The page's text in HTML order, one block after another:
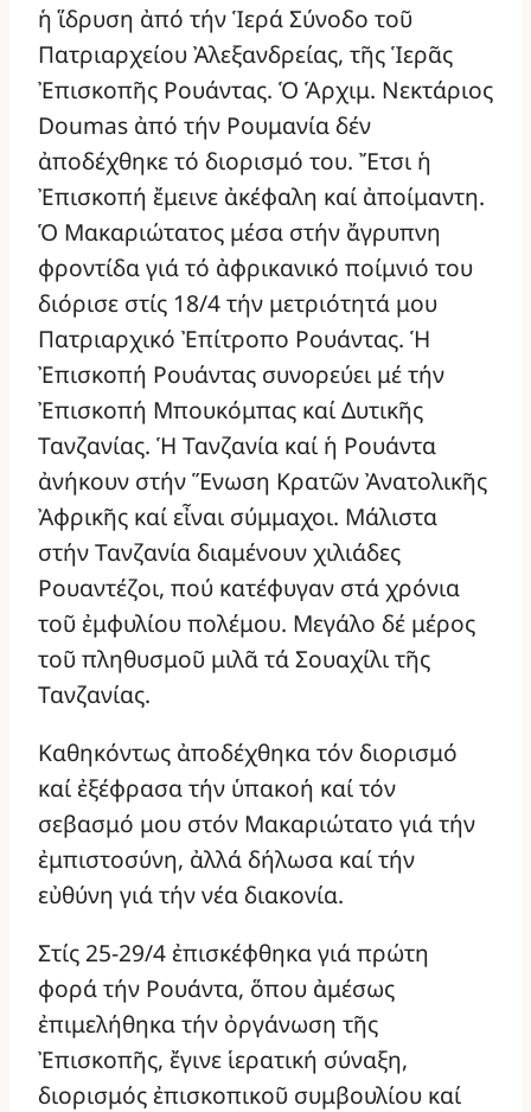
ἡ ἵδρυση ἀπό τήν Ἱερά Σύνοδο τοῦ
Πατριαρχείου Ἀλεξανδρείας, τῆς Ἱερᾶς
Ἐπισκοπῆς Ρουάντας. Ὁ Ἁρχιμ. Νεκτάριος
Doumas ἀπό τήν Ρουμανία δέν
ἀποδέχθηκε τό διορισμό του. Ἔτσι ἡ
Ἐπισκοπή ἔμεινε ἀκέφαλη καί ἀποίμαντη.
Ὁ Μακαριώτατος μέσα στήν ἄγρυπνη
φροντίδα γιά τό ἀφρικανικό ποίμνιό του
διόρισε στίς 18/4 τήν μετριότητά μου
Πατριαρχικό Ἐπίτροπο Ρουάντας. Ἡ
Ἐπισκοπή Ρουάντας συνορεύει μέ τήν
Ἐπισκοπή Μπουκόμπας καί Δυτικῆς
Τανζανίας. Ἡ Τανζανία καί ἡ Ρουάντα
ἀνήκουν στήν Ἕνωση Κρατῶν Ἀνατολικῆς
Ἀφρικῆς καί εἶναι σύμμαχοι. Μάλιστα
στήν Τανζανία διαμένουν χιλιάδες
Ρουαντέζοι, πού κατέφυγαν στά χρόνια
τοῦ ἐμφυλίου πολέμου. Μεγάλο δέ μέρος
τοῦ πληθυσμοῦ μιλᾶ τά Σουαχίλι τῆς
Τανζανίας.
Καθηκόντως ἀποδέχθηκα τόν διορισμό
καί ἐξέφρασα τήν ὑπακοή καί τόν
σεβασμό μου στόν Μακαριώτατο γιά τήν
ἐμπιστοσύνη, ἀλλά δήλωσα καί τήν
εὐθύνη γιά τήν νέα διακονία.
Στίς 25-29/4 ἐπισκέφθηκα γιά πρώτη
φορά τήν Ρουάντα, ὅπου ἀμέσως
ἐπιμελήθηκα τήν ὀργάνωση τῆς
Ἐπισκοπῆς, ἔγινε ἱερατική σύναξη,
διορισμός ἐπισκοπικοῦ συμβουλίου καί